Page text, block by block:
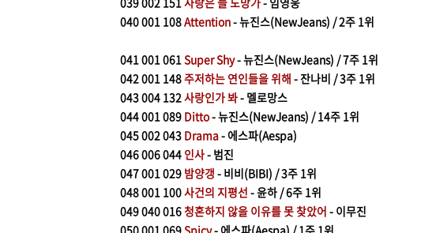
040001 108Attention- 뉴진스(NewJeans) / 2주 1위
041001 061Super Shy- 뉴진스(NewJeans) / 7주 1위
042001 148주저하는 연인들을 위해 - 잔나비 / 3주 1위
043004 132사랑인가 봐- 멜로망스
044001 089 Ditto- 뉴진스(NewJeans) / 14주 1위
045002 043 Drama- 에스파(Aespa)
046006 044 인사- 범진
047001 029 밤양갱 - 비비(BIBI) / 3주 1위
048001 100사건의 지평선 - 윤하 / 6주 1위
049040 016 청혼하지 않을 이유를 못 찾았어 - 이무진
050001 069Spicy- 에스파(Aespa) / 1주 1위